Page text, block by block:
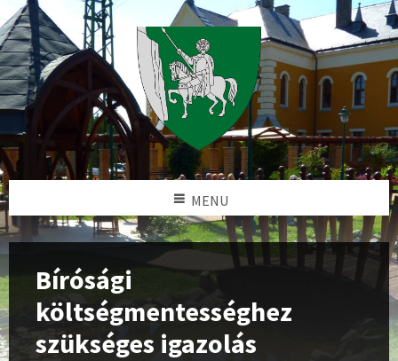
MENU
Bírósági
költségmentességhez
szükséges igazolás